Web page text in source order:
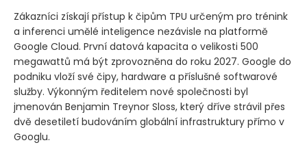
Zákazníci získají přístup k čipům TPU určeným pro trénink
a inferenci umělé inteligence nezávisle na platformě
Google Cloud. První datová kapacita o velikosti 500
megawattů má být zprovozněna do roku 2027. Google do
podniku vloží své čipy, hardware a příslušné softwarové
služby. Výkonným ředitelem nové společnosti byl
jmenován Benjamin Treynor Sloss, který dříve strávil přes
dvě desetiletí budováním globální infrastruktury přímo v
Googlu.